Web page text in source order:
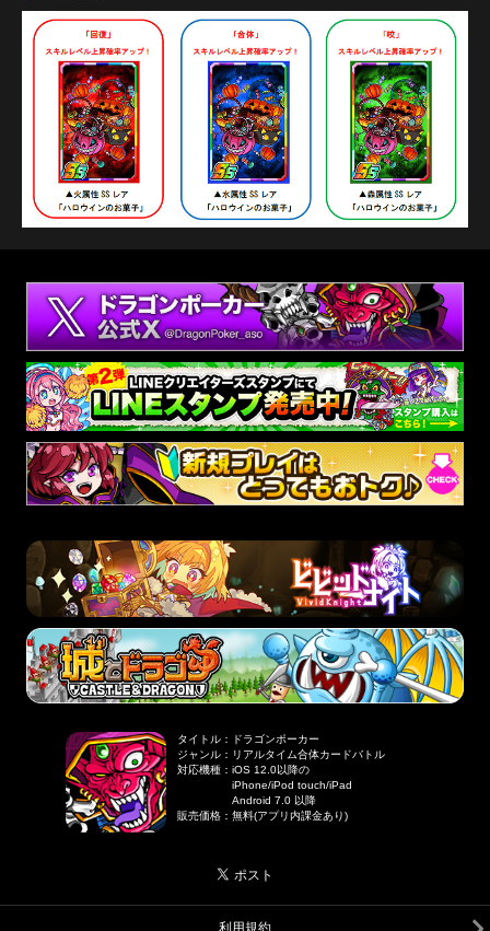
タイトル ：
ドラゴンポーカー
ジャンル ： リアルタイム合体カードバトル
対応機種 ：iOS 12.0以降の
iPhone/iPod touch/iPad
Android 7.0 以降
販売価格 ：無料(アプリ内課金あり)
利用規約